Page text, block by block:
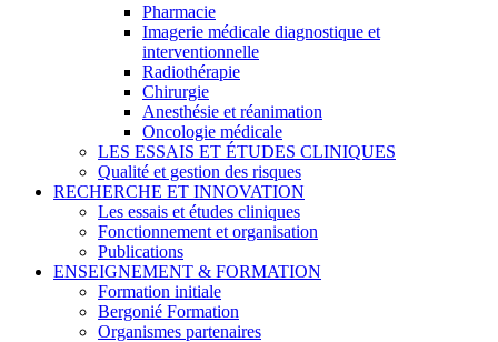
Pharmacie
Imagerie médicale diagnostique et
interventionnelle
Radiothérapie
Chirurgie
Anesthésie et réanimation
Oncologie médicale
LES ESSAIS ET ÉTUDES CLINIQUES
Qualité et gestion des risques
RECHERCHE ET INNOVATION
Les essais et études cliniques
Fonctionnement et organisation
Publications
ENSEIGNEMENT & FORMATION
Formation initiale
Bergonié Formation
Organismes partenaires